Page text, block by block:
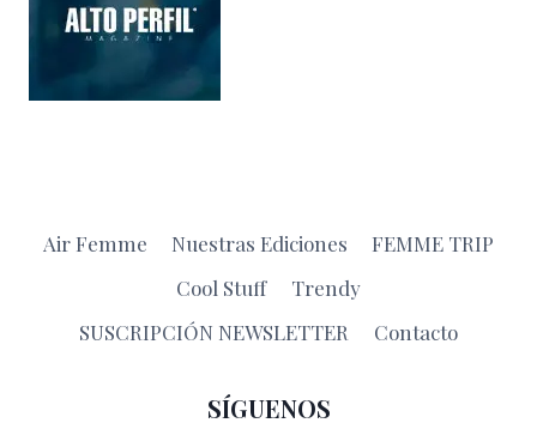
Air Femme Nuestras Ediciones
FEMME TRIP
Cool Stuff
Trendy
SUSCRIPCIÓN NEWSLETTER
Contacto
SÍGUENOS